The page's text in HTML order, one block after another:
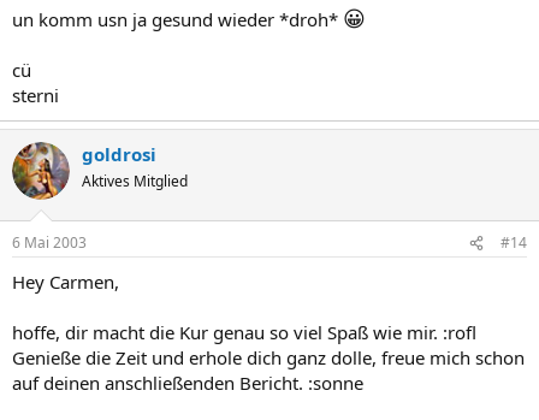
un komm usn ja gesund wieder *droh* 😀
cü
sterni
goldrosi
Aktives Mitglied
6 Mai 2003 #14
Hey Carmen,
hoffe, dir macht die Kur genau so viel Spaß wie mir. :rofl
Genieße die Zeit und erhole dich ganz dolle, freue mich schon
auf deinen anschließenden Bericht. :sonne